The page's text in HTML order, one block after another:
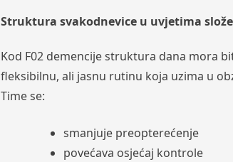
Struktura svakodnevice u uvjetima
Kod F02 demencije struktura dana mora
fleksibilnu, ali jasnu rutinu koja uzima u
Time se:
smanjuje preopterećenje
povećava osjećaj kontrole